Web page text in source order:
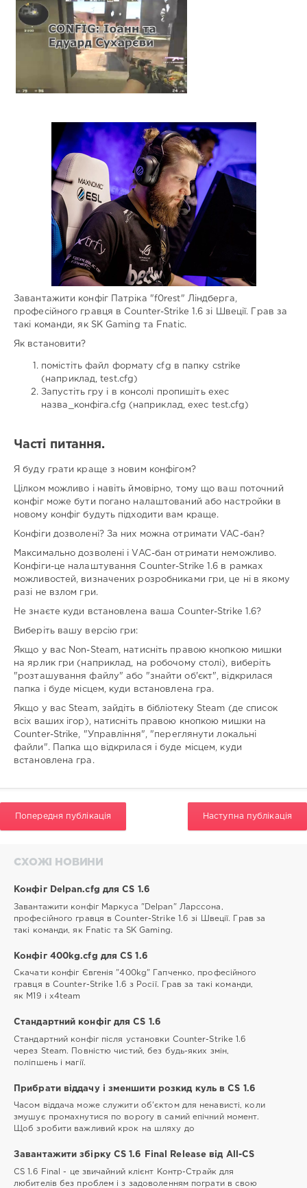
Завантажити конфіг Патріка "f0rest" Ліндберга,
професійного гравця в Counter-Strike 1.6 зі Швеції. Грав за
такі команди, як SK Gaming та Fnatic.
Як встановити?
помістіть файл формату cfg в папку cstrike
(наприклад, test.cfg)
Запустіть гру і в консолі пропишіть exec
назва_конфіга.cfg (наприклад, exec test.cfg)
Часті питання.
Я буду грати краще з новим конфігом?
Цілком можливо і навіть ймовірно, тому що ваш поточний
конфіг може бути погано налаштований або настройки в
новому конфіг будуть підходити вам краще.
Конфіги дозволені? За них можна отримати VAC-бан?
Максимально дозволені і VAC-бан отримати неможливо.
Конфіги-це налаштування Counter-Strike 1.6 в рамках
можливостей, визначених розробниками гри, це ні в якому
разі не взлом гри.
Не знаєте куди встановлена ваша Counter-Strike 1.6?
Виберіть вашу версію гри:
Якщо у вас Non-Steam, натисніть правою кнопкою мишки
на ярлик гри (наприклад, на робочому столі), виберіть
"розташування файлу" або "знайти об'єкт", відкрилася
папка і буде місцем, куди встановлена гра.
Якщо у вас Steam, зайдіть в бібліотеку Steam (де список
всіх ваших ігор), натисніть правою кнопкою мишки на
Counter-Strike, "Управління", "переглянути локальні
файли". Папка що відкрилася і буде місцем, куди
встановлена гра.
Попередня публікація Наступна публікація
СХОЖІ НОВИНИ
Конфіг Delpan.cfg для CS 1.6
Завантажити конфіг Маркуса "Delpan" Ларссона,
професійного гравця в Counter-Strike 1.6 зі Швеції. Грав за
такі команди, як Fnatic та SK Gaming.
Конфіг 400kg.cfg для CS 1.6
Скачати конфіг Євгенія "400kg" Гапченко, професійного
гравця в Counter-Strike 1.6 з Росії. Грав за такі команди,
як М19 і x4team
Стандартний конфіг для CS 1.6
Стандартний конфіг після установки Counter-Strike 1.6
через Steam. Повністю чистий, без будь-яких змін,
поліпшень і магії.
Прибрати віддачу і зменшити розкид куль в CS 1.6
Часом віддача може служити об'єктом для ненависті, коли
змушує промахнутися по ворогу в самий епічний момент.
Щоб зробити важливий крок на шляху до
Завантажити збірку CS 1.6 Final Release від All-CS
CS 1.6 Final - це звичайний клієнт Контр-Cтрайк для
любителів без проблем і з задоволенням пограти в свою